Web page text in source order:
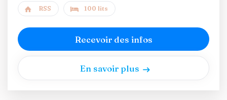
RSS 100 lits
Recevoir des infos
En savoir plus